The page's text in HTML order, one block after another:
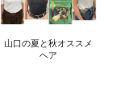
山口の夏と秋オススメ
ヘア